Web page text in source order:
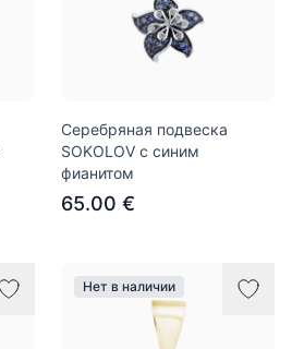
Серебряная подвеска
SOKOLOV с синим
фианитом
65.00 €
Нет в наличии